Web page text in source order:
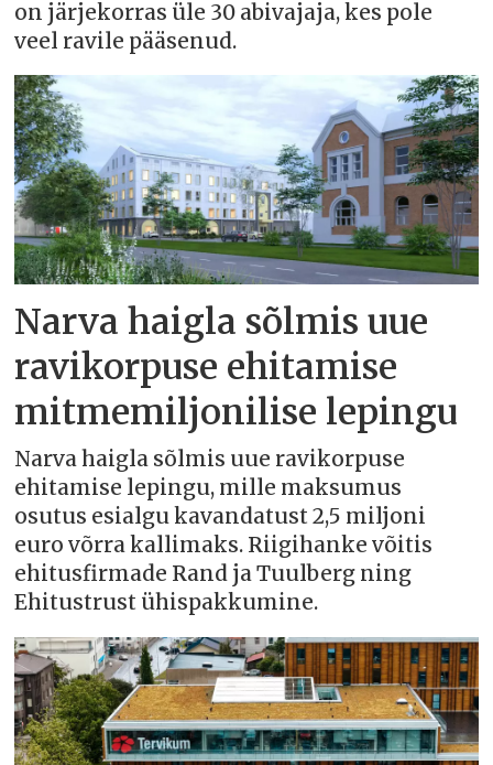
on järjekorras üle 30 abivajaja, kes pole
veel ravile pääsenud.
Narva haigla sõlmis uue
ravikorpuse ehitamise
mitmemiljonilise lepingu
Narva haigla sõlmis uue ravikorpuse
ehitamise lepingu, mille maksumus
osutus esialgu kavandatust 2,5 miljoni
euro võrra kallimaks. Riigihanke võitis
ehitusfirmade Rand ja Tuulberg ning
Ehitustrust ühispakkumine.